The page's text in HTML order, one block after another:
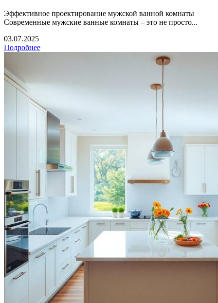
Эффективное проектирование мужской ванной комнаты
Современные мужские ванные комнаты – это не просто...
03.07.2025
Подробнее